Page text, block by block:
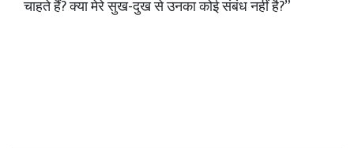
चाहते हैं? क्या मेरे सुख-दुख से उनका कोई संबंध नहीं है?”